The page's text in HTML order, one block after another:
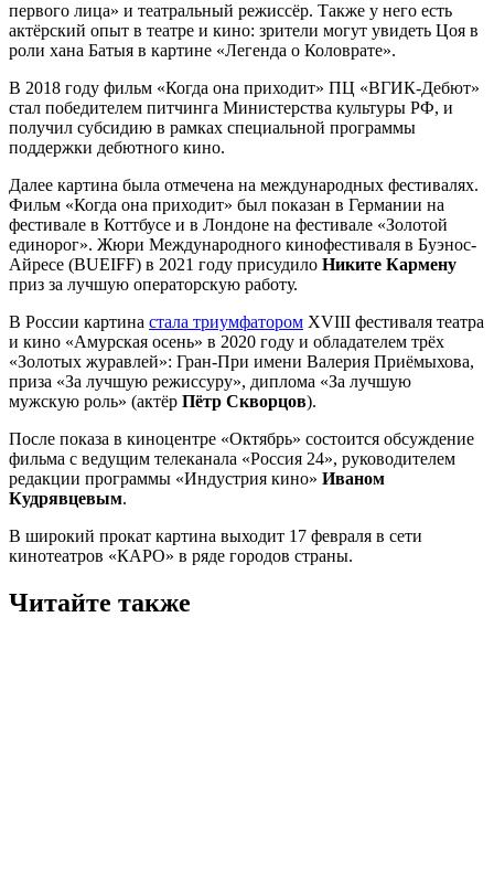
первого лица» и театральный режиссёр. Также у него есть
актёрский опыт в театре и кино: зрители могут увидеть Цоя в
роли хана Батыя в картине «Легенда о Коловрате».
В 2018 году фильм «Когда она приходит» ПЦ «ВГИК-Дебют»
стал победителем питчинга Министерства культуры РФ, и
получил субсидию в рамках специальной программы
поддержки дебютного кино.
Далее картина была отмечена на международных фестивалях.
Фильм «Когда она приходит» был показан в Германии на
фестивале в Коттбусе и в Лондоне на фестивале «Золотой
единорог». Жюри Международного кинофестиваля в Буэнос-
Айресе (BUEIFF) в 2021 году присудило Никите Кармену
приз за лучшую операторскую работу.
В России картина стала триумфатором XVIII фестиваля театра
и кино «Амурская осень» в 2020 году и обладателем трёх
«Золотых журавлей»: Гран-При имени Валерия Приёмыхова,
приза «За лучшую режиссуру», диплома «За лучшую
мужскую роль» (актёр Пётр Скворцов).
После показа в киноцентре «Октябрь» состоится обсуждение
фильма с ведущим телеканала «Россия 24», руководителем
редакции программы «Индустрия кино» Иваном
Кудрявцевым.
В широкий прокат картина выходит 17 февраля в сети
кинотеатров «КАРО» в ряде городов страны.
Читайте также